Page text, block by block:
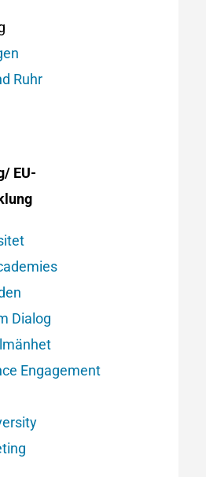
Ruhr
EU-
Dialog
Engagement